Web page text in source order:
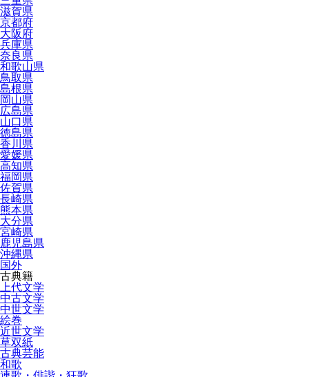
滋賀県
京都府
大阪府
兵庫県
奈良県
和歌山県
鳥取県
島根県
岡山県
広島県
山口県
徳島県
香川県
愛媛県
高知県
福岡県
佐賀県
長崎県
熊本県
大分県
宮崎県
鹿児島県
沖縄県
国外
古典籍
上代文学
中古文学
中世文学
絵巻
近世文学
草双紙
古典芸能
和歌